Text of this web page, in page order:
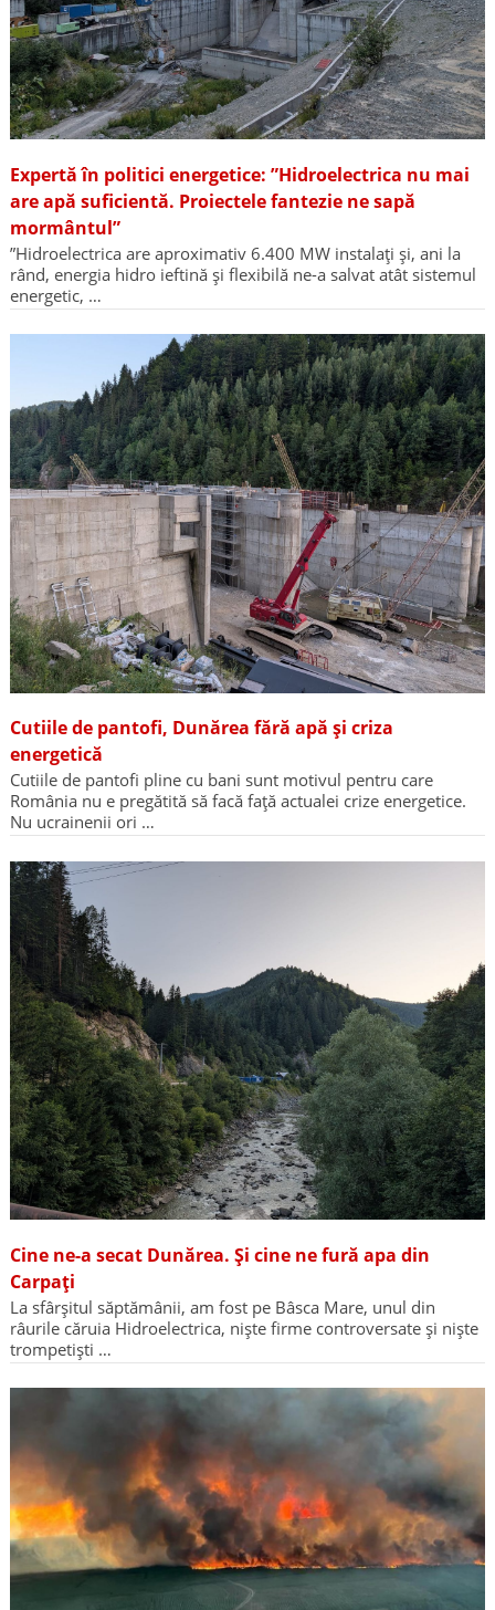
Expertă în politici energetice: ”Hidroelectrica nu mai
are apă suficientă. Proiectele fantezie ne sapă
mormântul”
”Hidroelectrica are aproximativ 6.400 MW instalați și, ani la
rând, energia hidro ieftină și flexibilă ne-a salvat atât sistemul
energetic, …
Cutiile de pantofi, Dunărea fără apă și criza
energetică
Cutiile de pantofi pline cu bani sunt motivul pentru care
România nu e pregătită să facă față actualei crize energetice.
Nu ucrainenii ori …
Cine ne-a secat Dunărea. Și cine ne fură apa din
Carpați
La sfârșitul săptămânii, am fost pe Bâsca Mare, unul din
râurile căruia Hidroelectrica, niște firme controversate și niște
trompetiști …